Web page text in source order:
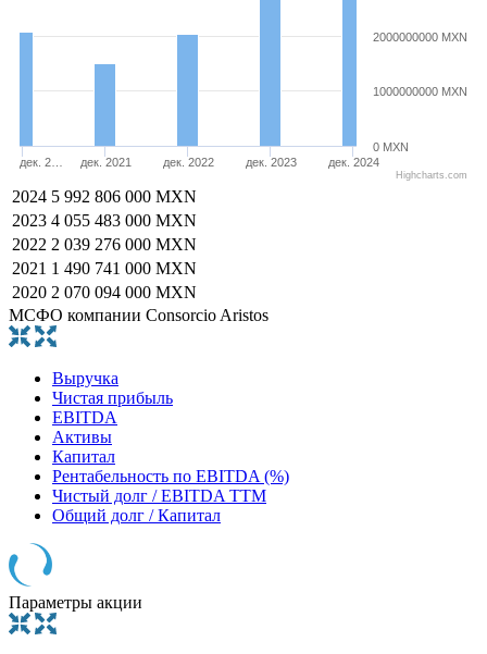
дек. 2… дек. 2021 дек. 2022 дек. 2023 дек. 2024
0 MXN
1000000000 MXN
2000000000 MXN
Highcharts.com
2024 5 992 806 000 MXN
2023 4 055 483 000 MXN
2022 2 039 276 000 MXN
2021 1 490 741 000 MXN
2020 2 070 094 000 MXN
МСФО компании Consorcio Aristos
Выручка
Чистая прибыль
EBITDA
Активы
Капитал
Рентабельность по EBITDA (%)
Чистый долг / EBITDA TTM
Общий долг / Капитал
Параметры акции